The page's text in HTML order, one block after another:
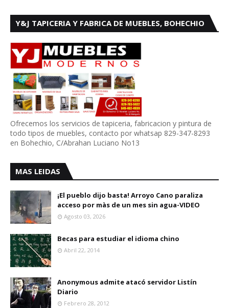
Y&J TAPICERIA Y FABRICA DE MUEBLES, BOHECHIO
Ofrecemos los servicios de tapiceria, fabricacion y pintura de
todo tipos de muebles, contacto por whatsap 829-347-8293
en Bohechio, C/Abrahan Luciano No13
MAS LEIDAS
¡El pueblo dijo basta! Arroyo Cano paraliza
acceso por màs de un mes sin agua-VIDEO
Agosto 03, 2026
Becas para estudiar el idioma chino
Abril 22, 2014
Anonymous admite atacó servidor Listín
Diario
Febrero 28, 2012